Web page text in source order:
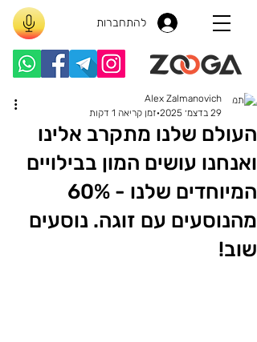
להתחברות
העולם שלנו מתקרב אלינו
ואנחנו עושים המון בבילויים
המיוחדים שלנו - 60%
מהנוסעים עם זוגה. נוסעים
שוב!
Alex Zalmanovich
29 בדצמ׳ 2025
זמן קריאה 1 דקות